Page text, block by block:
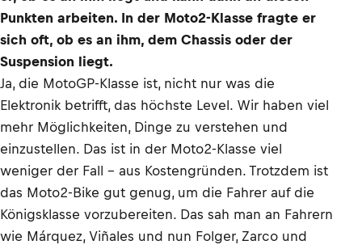
Punkten arbeiten. In der Moto2-Klasse fragte er
sich oft, ob es an ihm, dem Chassis oder der
Suspension liegt.
Ja, die MotoGP-Klasse ist, nicht nur was die
Elektronik betrifft, das höchste Level. Wir haben viel
mehr Möglichkeiten, Dinge zu verstehen und
einzustellen. Das ist in der Moto2-Klasse viel
weniger der Fall – aus Kostengründen. Trotzdem ist
das Moto2-Bike gut genug, um die Fahrer auf die
Königsklasse vorzubereiten. Das sah man an Fahrern
wie Márquez, Viñales und nun Folger, Zarco und